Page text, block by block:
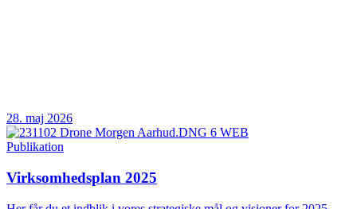
28. maj 2026
Publikation
Virksomhedsplan 2025